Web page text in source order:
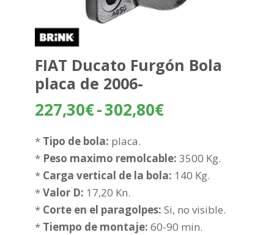
FIAT Ducato Furgón Bola
placa de 2006-
227,30€-302,80€Rango
desde
227,30€
302,80€
* Tipo de bola: placa.
* Peso maximo remolcable: 3500 Kg.
* Carga vertical de la bola: 140 Kg.
*Valor D: 17,20 Kn.
* Corte en el paragolpes: Si, no visible.
* Tiempo de montaje: 60-90 min.